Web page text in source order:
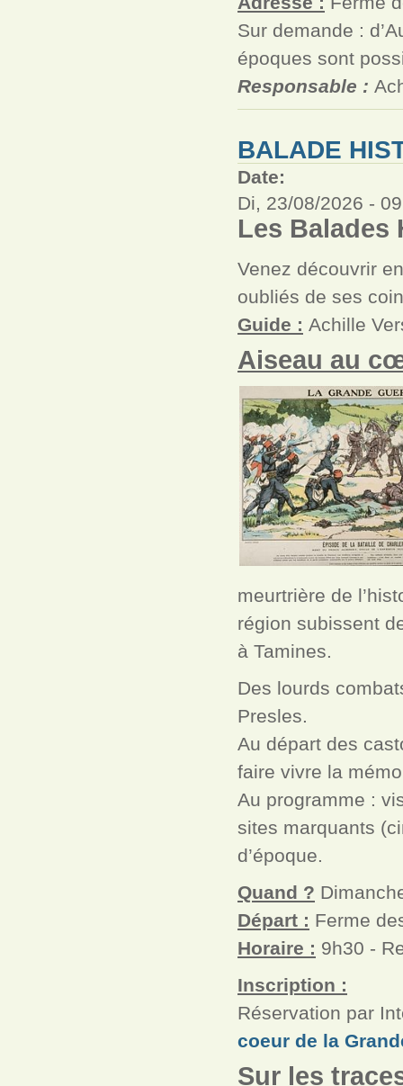
Sur demande :
époques sont
Responsable :
BALADE
Date:
Di, 23/08/2026 -
Les
Venez découvrir
oubliés de ses
Guide : Achille
Aiseau au
meurtrière de
région subissent
à Tamines.
Des lourds
Presles.
Au départ des
faire vivre la
Au programme :
sites marquants
d’époque.
Quand ?
Départ : Ferme
Horaire : 9h30 -
Inscription :
Réservation par
coeur de la
Sur les